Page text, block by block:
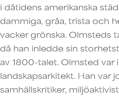
i dåtidens amerikanska
dammiga, gråa, trista och
vacker grönska. Olmsteds
då han inledde sin
av 1800-talet. Olmsted var
landskapsarkitekt. Han var
samhällskritiker,